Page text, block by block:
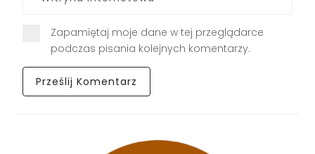
Zapamiętaj moje dane w tej przeglądarce
podczas pisania kolejnych komentarzy.